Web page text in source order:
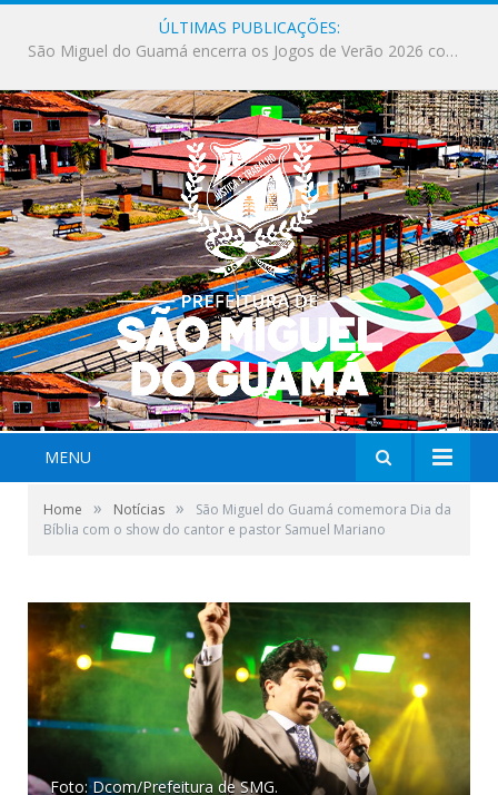
ÚLTIMAS PUBLICAÇÕES:
Milhares de fiéis tomam as ruas de São Miguel do Guamá em uma grande celebração de fé na Marcha para Jesus 2026.
MENU
Home » Notícias »
São Miguel do Guamá comemora Dia da
Bíblia com o show do cantor e pastor Samuel Mariano
Foto: Dcom/Prefeitura de SMG.